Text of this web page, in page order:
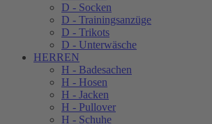
D - Socken
D - Trainingsanzüge
D - Trikots
D - Unterwäsche
HERREN
H - Badesachen
H - Hosen
H - Jacken
H - Pullover
H - Schuhe